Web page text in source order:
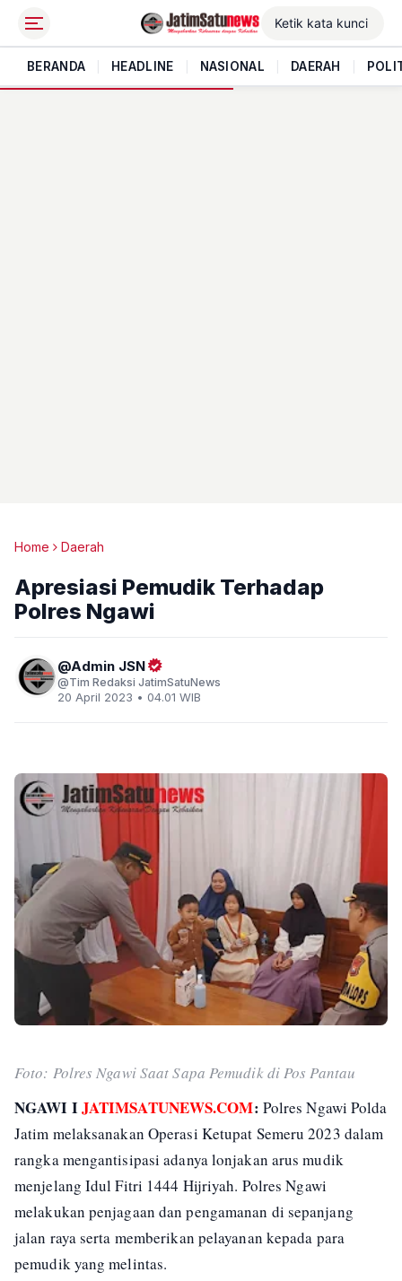
BERANDA HEADLINE NASIONAL DAERAH
Home Daerah
Apresiasi Pemudik Terhadap
Polres Ngawi
Admin JSN
Tim Redaksi JatimSatuNews
20 April 2023 • 04.01 WIB
Foto: Polres Ngawi Saat Sapa Pemudik di Pos Pantau
NGAWI IJATIMSATUNEWS.COM: Polres Ngawi Polda
Jatim melaksanakan Operasi Ketupat Semeru 2023 dalam
rangka mengantisipasi adanya lonjakan arus mudik
menjelang Idul Fitri 1444 Hijriyah. Polres Ngawi
melakukan penjagaan dan pengamanan di sepanjang
jalan raya serta memberikan pelayanan kepada para
pemudik yang melintas.